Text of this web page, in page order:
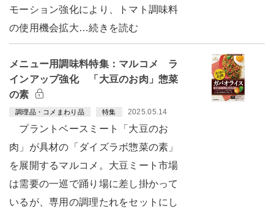
モーション強化により、トマト調味料
の使用機会拡大…続きを読む
メニュー用調味料特集：マルコメ ラ
インアップ強化 「大豆のお肉」惣菜
の素
調理品・コメまわり品 特集 2025.05.14
プラントベースミート「大豆のお
肉」が具材の「ダイズラボ惣菜の素」
を展開するマルコメ。大豆ミート市場
は需要の一巡で踊り場に差し掛かって
いるが、専用の調理たれをセットにし